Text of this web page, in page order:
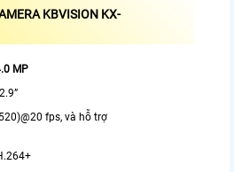
KBVISION KX-
MP
fps, và hỗ trợ